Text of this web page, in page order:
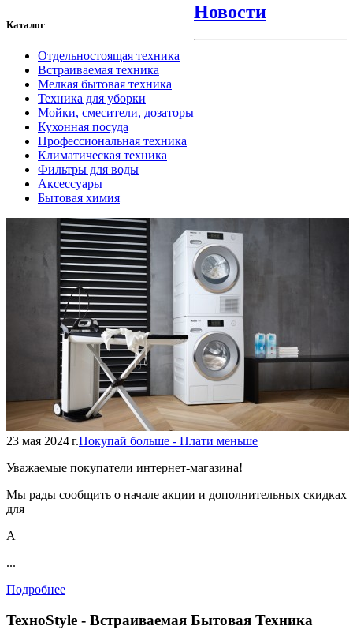
Каталог
Отдельностоящая техника
Встраиваемая техника
Мелкая бытовая техника
Техника для уборки
Мойки, смесители, дозаторы
Кухонная посуда
Профессиональная техника
Климатическая техника
Фильтры для воды
Аксессуары
Бытовая химия
Новости
23 мая 2024 г.Покупай больше - Плати меньше
Уважаемые покупатели интернет-магазина!
Мы рады сообщить о начале акции и дополнительных скидках
для
А
...
Подробнее
TexноStyle - Встраиваемая Бытовая Техника